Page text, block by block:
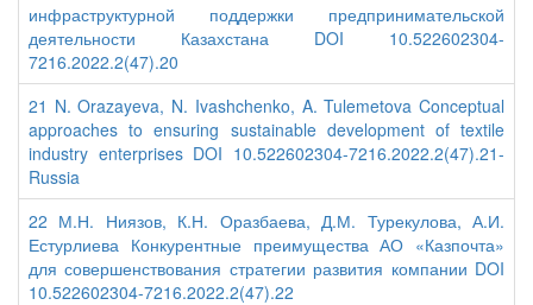
инфраструктурной поддержки предпринимательской
деятельности Казахстана DOI 10.522602304-
7216.2022.2(47).20
21 N. Orazayeva, N. Ivashchenko, A. Tulemetova Conceptual
approaches to ensuring sustainable development of textile
industry enterprises DOI 10.522602304-7216.2022.2(47).21-
Russia
22 М.Н. Ниязов, К.Н. Оразбаева, Д.М. Турекулова, А.И.
Естурлиева Конкурентные преимущества АО «Казпочта»
для совершенствования стратегии развития компании DOI
10.522602304-7216.2022.2(47).22